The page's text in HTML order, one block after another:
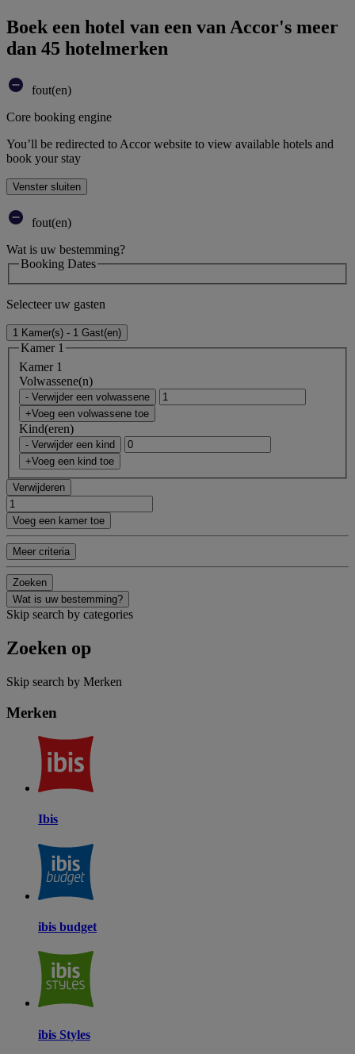
Boek een hotel van een van Accor's meer
dan 45 hotelmerken
fout(en)
Core booking engine
You’ll be redirected to Accor website to view available hotels and
book your stay
Venster sluiten
fout(en)
Wat is uw bestemming?
Booking Dates
Selecteer uw gasten
1 Kamer(s) - 1 Gast(en)
Kamer 1
Kamer 1
Volwassene(n)
- Verwijder een volwassene
+Voeg een volwassene toe
Kind(eren)
- Verwijder een kind
+Voeg een kind toe
Verwijderen
Voeg een kamer toe
Meer criteria
Zoeken
Wat is uw bestemming?
Skip search by categories
Zoeken op
Skip search by Merken
Merken
Ibis
ibis budget
ibis Styles